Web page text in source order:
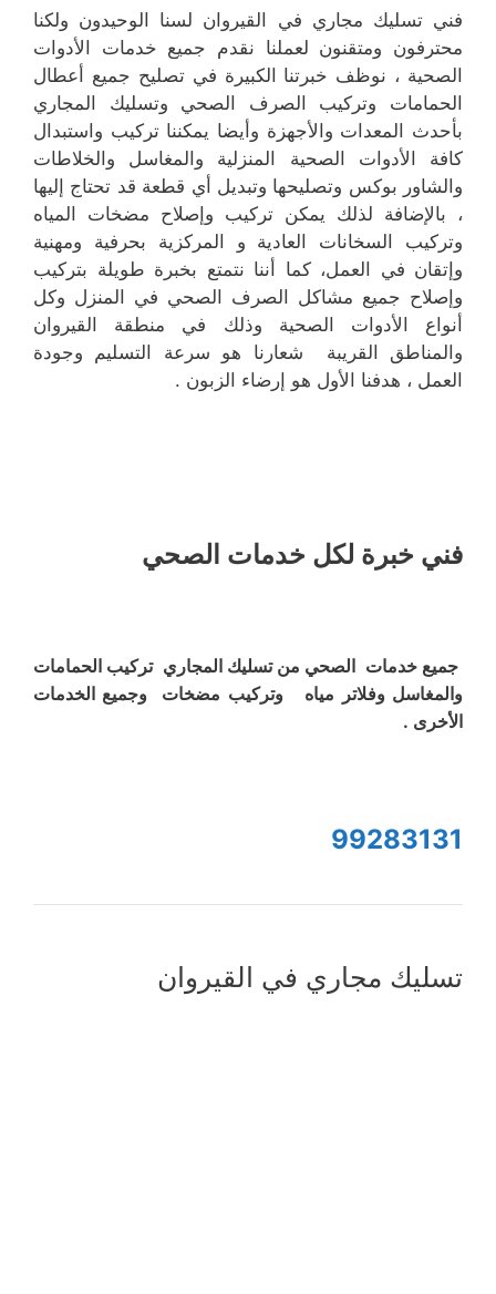
فني تسليك مجاري في القيروان لسنا الوحيدون ولكنا
محترفون ومتقنون لعملنا نقدم جميع خدمات الأدوات
الصحية ، نوظف خبرتنا الكبيرة في تصليح جميع أعطال
الحمامات وتركيب الصرف الصحي وتسليك المجاري
بأحدث المعدات والأجهزة وأيضا يمكننا تركيب واستبدال
كافة الأدوات الصحية المنزلية والمغاسل والخلاطات
والشاور بوكس وتصليحها وتبديل أي قطعة قد تحتاج إليها
، بالإضافة لذلك يمكن تركيب وإصلاح مضخات المياه
وتركيب السخانات العادية و المركزية بحرفية ومهنية
وإتقان في العمل، كما أننا نتمتع بخبرة طويلة بتركيب
وإصلاح جميع مشاكل الصرف الصحي في المنزل وكل
أنواع الأدوات الصحية وذلك في منطقة القيروان
والمناطق القريبة شعارنا هو سرعة التسليم وجودة
العمل ، هدفنا الأول هو إرضاء الزبون .
فني خبرة لكل خدمات الصحي
جميع خدمات الصحي من تسليك المجاري تركيب الحمامات
والمغاسل وفلاتر مياه وتركيب مضخات وجميع الخدمات
الأخرى .
99283131
تسليك مجاري في القيروان